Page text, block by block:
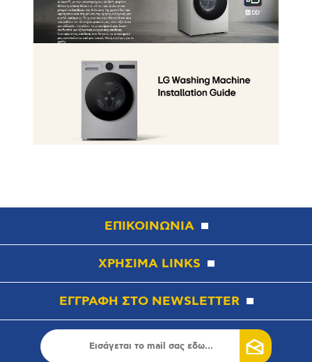
ΕΠΙΚΟΙΝΩΝΙΑ
ΧΡΗΣΙΜΑ LINKS
ΕΓΓΡΑΦΗ ΣΤΟ NEWSLETTER